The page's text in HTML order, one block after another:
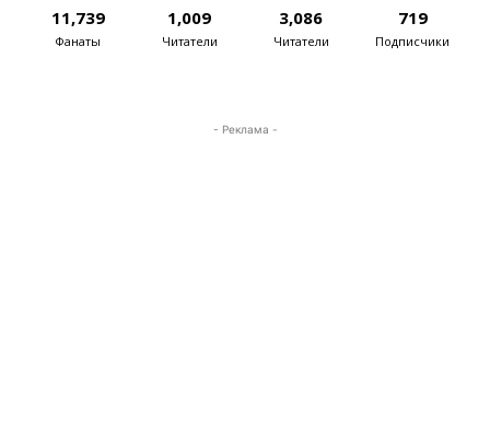
11,739
Фанаты
1,009
Читатели
3,086
Читатели
719
Подписчики
- Реклама -